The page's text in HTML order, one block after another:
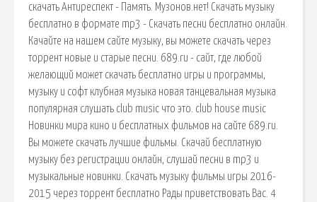
скачать Антиреспект - Память. Музонов.нет! Скачать музыку
бесплатно в формате mp3 - Скачать песни бесплатно онлайн.
Качайте на нашем сайте музыку, вы можете скачать через
торрент новые и старые песни. 689.ru - сайт, где любой
желающий может скачать бесплатно игры и программы,
музыку и софт клубная музыка новая танцевальная музыка
популярная слушать club music что это. club house music
Новинки мира кино и бесплатных фильмов на сайте 689.ru.
Вы можете скачать лучшие фильмы. Скачай бесплатную
музыку без регистрации онлайн, слушай песни в mp3 и
музыкальные новинки. Скачать музыку фильмы игры 2016-
2015 через торрент бесплатно Рады приветствовать Вас. 4